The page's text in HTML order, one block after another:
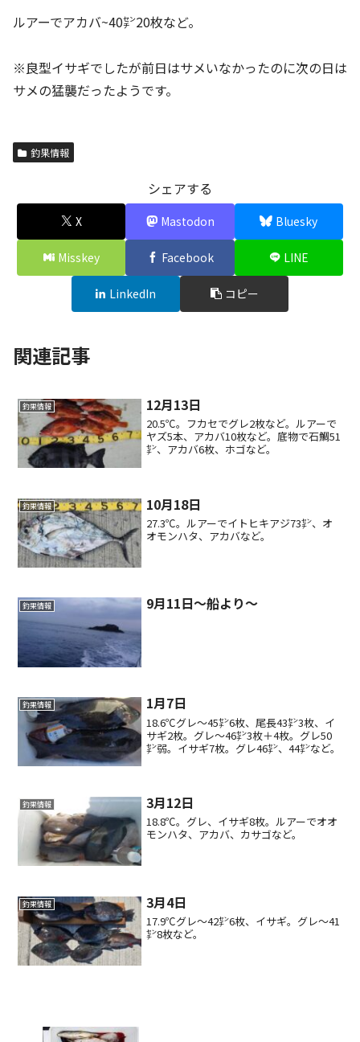
ルアーでアカバ~40㌢20枚など。
※良型イサギでしたが前日はサメいなかったのに次の日は
サメの猛襲だったようです。
釣果情報
シェアする
X Mastodon Bluesky
Misskey Facebook LINE
LinkedIn コピー
関連記事
釣果情報 12月13日
20.5℃。フカセでグレ2枚など。ルアーで
ヤズ5本、アカバ10枚など。底物で石鯛51
㌢、アカバ6枚、ホゴなど。
釣果情報 10月18日
27.3℃。ルアーでイトヒキアジ73㌢、オ
オモンハタ、アカバなど。
釣果情報 9月11日～船より～
釣果情報 1月7日
18.6℃グレ〜45㌢6枚、尾長43㌢3枚、イ
サギ2枚。グレ〜46㌢3枚＋4枚。グレ50
㌢弱。イサギ7枚。グレ46㌢、44㌢など。
釣果情報 3月12日
18.8℃。グレ、イサギ8枚。ルアーでオオ
モンハタ、アカバ、カサゴなど。
釣果情報 3月4日
17.9℃グレ〜42㌢6枚、イサギ。グレ〜41
㌢8枚など。